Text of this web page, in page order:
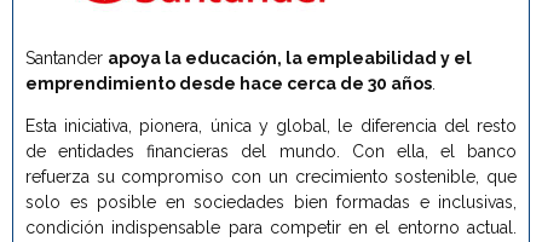
Santander apoya la educación, la empleabilidad y el
emprendimiento desde hace cerca de 30 años
Esta iniciativa, pionera, única y global, le diferencia del resto
de entidades financieras del mundo. Con ella, el banco
refuerza su compromiso con un crecimiento sostenible, que
solo es posible en sociedades bien formadas e inclusivas,
condición indispensable para competir en el entorno actual.